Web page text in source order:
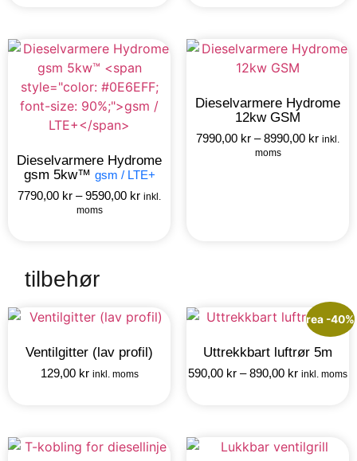
Dieselvarmere Hydrome
gsm 5kw™ gsm / LTE+
7790,00 kr –9590,00 kr inkl.
moms
Dieselvarmere Hydrome
12kw GSM
7990,00 kr –8990,00 kr inkl.
moms
tilbehør
Ventilgitter (lav profil)
129,00 kr inkl. moms
rea -40%
Uttrekkbart luftrør 5m
590,00 kr –890,00 kr inkl. moms